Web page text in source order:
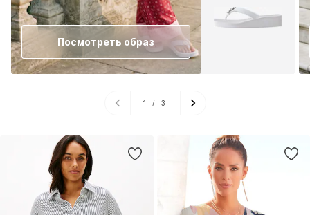
Посмотреть образ
1 / 3